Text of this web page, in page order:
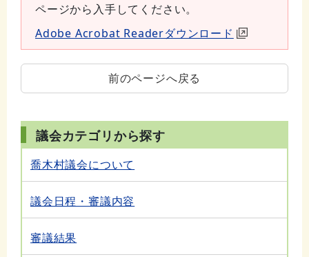
ページから入手してください。
Adobe Acrobat Readerダウンロード
前のページへ戻る
議会カテゴリから探す
喬木村議会について
議会日程・審議内容
審議結果